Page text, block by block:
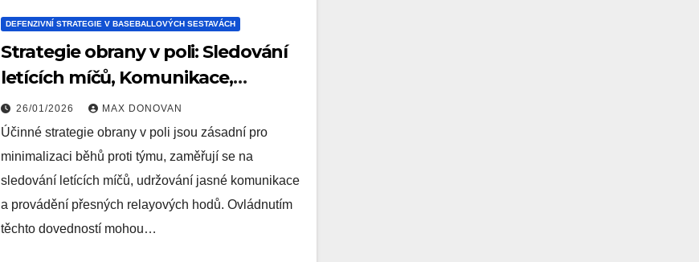
DEFENZIVNÍ STRATEGIE V BASEBALLOVÝCH SESTAVÁCH
Strategie obrany v poli: Sledování
letících míčů, Komunikace,
Předávací přihrávky
26/01/2026 MAX DONOVAN
Účinné strategie obrany v poli jsou zásadní pro
minimalizaci běhů proti týmu, zaměřují se na
sledování letících míčů, udržování jasné komunikace
a provádění přesných relayových hodů. Ovládnutím
těchto dovedností mohou…